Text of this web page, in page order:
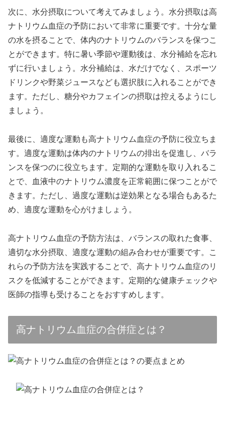
次に、水分摂取について考えてみましょう。水分摂取は高
ナトリウム血症の予防において非常に重要です。十分な量
の水を摂ることで、体内のナトリウムのバランスを保つこ
とができます。特に暑い季節や運動後は、水分補給を忘れ
ずに行いましょう。水分補給は、水だけでなく、スポーツ
ドリンクや野菜ジュースなども選択肢に入れることができ
ます。ただし、糖分やカフェインの摂取は控えるようにし
ましょう。
最後に、適度な運動も高ナトリウム血症の予防に役立ちま
す。適度な運動は体内のナトリウムの排出を促進し、バラ
ンスを保つのに役立ちます。定期的な運動を取り入れるこ
とで、血液中のナトリウム濃度を正常範囲に保つことがで
きます。ただし、過度な運動は逆効果となる場合もあるた
め、適度な運動を心がけましょう。
高ナトリウム血症の予防方法は、バランスの取れた食事、
適切な水分摂取、適度な運動の組み合わせが重要です。こ
れらの予防方法を実践することで、高ナトリウム血症のリ
スクを低減することができます。定期的な健康チェックや
医師の指導も受けることをおすすめします。
高ナトリウム血症の合併症とは？